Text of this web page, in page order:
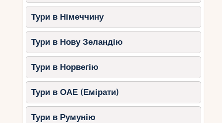
Тури в Німеччину
Тури в Нову Зеландію
Тури в Норвегію
Тури в ОАЕ (Емірати)
Тури в Румунію